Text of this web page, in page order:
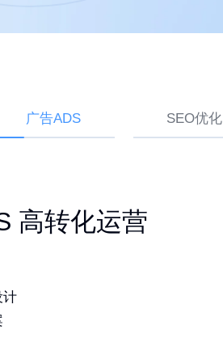
广告ADS SEO优化
站 持续获取询盘
易用
特品牌
高转化运营
计
SEO 白帽排名
名